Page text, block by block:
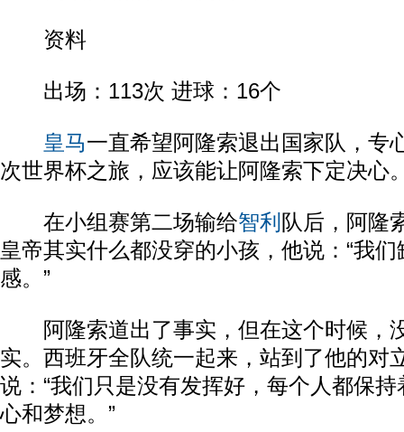
资料
出场：113次 进球：16个
皇马一直希望阿隆索退出国家队，专
次世界杯之旅，应该能让阿隆索下定决心
在小组赛第二场输给智利 队后，阿隆
皇帝其实什么都没穿的小孩，他说：“我
感。”
阿隆索道出了事实，但在这个时候，
实。西班牙全队统一起来，站到了他的对
说：“我们只是没有发挥好，每个人都保
心和梦想。”